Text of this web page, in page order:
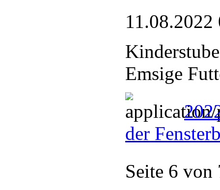
11.08.2022
Emsige
der
Seite 6 von